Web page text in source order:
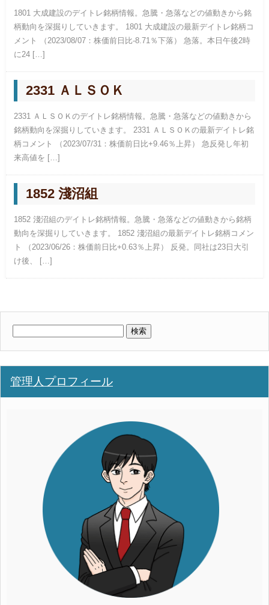
1801 大成建設のデイトレ銘柄情報。急騰・急落などの値動きから銘
柄動向を深掘りしていきます。 1801 大成建設の最新デイトレ銘柄コ
メント （2023/08/07：株価前日比-8.71％下落） 急落。本日午後2時
に24 […]
2331 ＡＬＳＯＫ
2331 ＡＬＳＯＫのデイトレ銘柄情報。急騰・急落などの値動きから
銘柄動向を深掘りしていきます。 2331 ＡＬＳＯＫの最新デイトレ銘
柄コメント （2023/07/31：株価前日比+9.46％上昇） 急反発し年初
来高値を […]
1852 淺沼組
1852 淺沼組のデイトレ銘柄情報。急騰・急落などの値動きから銘柄
動向を深掘りしていきます。 1852 淺沼組の最新デイトレ銘柄コメン
ト （2023/06/26：株価前日比+0.63％上昇） 反発。同社は23日大引
け後、 […]
管理人プロフィール